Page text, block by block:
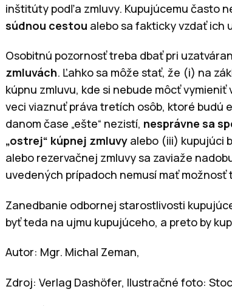
inštitúty podľa zmluvy. Kupujúcemu často
súdnou cestou alebo sa fakticky vzdať ich
Osobitnú pozornosť treba dbať pri
zmluvách. Ľahko sa môže stať, že (i) na
kúpnu zmluvu, kde si nebude môcť
veci viaznuť práva tretích osôb, ktoré budú
danom čase „ešte“ nezistí, nesprávne sa
„ostrej“ kúpnej zmluvy alebo (iii) kupujúci
alebo rezervačnej zmluvy sa zaviaže
uvedených prípadoch nemusí mať
Zanedbanie odbornej starostlivosti
byť teda na ujmu kupujúceho, a preto by
Autor: Mgr. Michal Zeman,
Zdroj: Verlag Dashöfer, Ilustračné foto: